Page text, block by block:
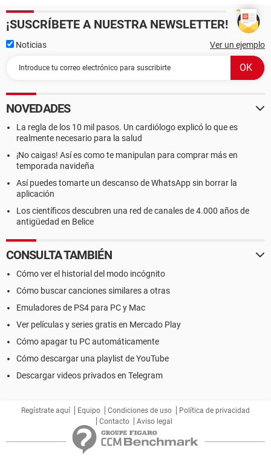
¡SUSCRÍBETE A NUESTRA NEWSLETTER!
Noticias Ver un ejemplo
NOVEDADES
La regla de los 10 mil pasos. Un cardiólogo explicó lo que es
realmente necesario para la salud
¡No caigas! Así es como te manipulan para comprar más en
temporada navideña
Así puedes tomarte un descanso de WhatsApp sin borrar la
aplicación
Los científicos descubren una red de canales de 4.000 años de
antigüedad en Belice
CONSULTA TAMBIÉN
Cómo ver el historial del modo incógnito
Cómo buscar canciones similares a otras
Emuladores de PS4 para PC y Mac
Ver películas y series gratis en Mercado Play
Cómo apagar tu PC automáticamente
Cómo descargar una playlist de YouTube
Descargar videos privados en Telegram
Regístrate aquí Equipo Condiciones de uso
Política de privacidad
Contacto
Aviso legal